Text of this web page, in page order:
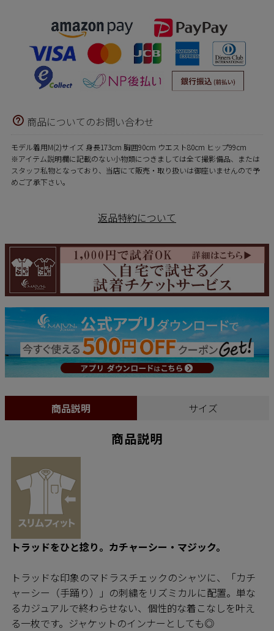
商品についてのお問い合わせ
モデル着用M(2)サイズ 身長173cm 胸囲90cm ウエスト80cm ヒップ99cm
※アイテム説明欄に記載のない小物類につきましては全て撮影備品、または
スタッフ私物となっており、当店にて販売・取り扱いは御座いませんので予
めご了承下さい。
返品特約について
商品説明 サイズ
商品説明
トラッドをひと捻り。カチャーシー・マジック。
トラッドな印象のマドラスチェックのシャツに、「カチ
ャーシー（手踊り）」の刺繍をリズミカルに配置。単な
るカジュアルで終わらせない、個性的な着こなしを叶え
る一枚です。ジャケットのインナーとしても◎